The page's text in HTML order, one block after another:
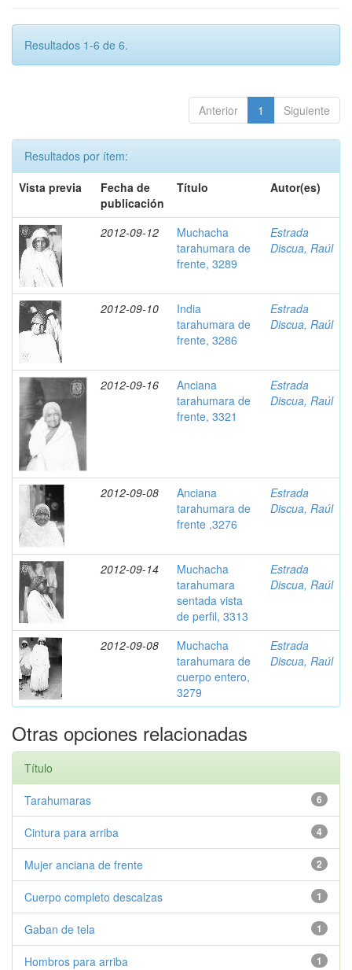
Resultados 1-6 de 6.
Anterior 1 Siguiente
Resultados por ítem:
Vista previa
Fecha de
publicación
Título Autor(es)
2012-09-12
Muchacha
tarahumara de
frente, 3289
Estrada
Discua, Raúl
2012-09-10
India
tarahumara de
frente, 3286
Estrada
Discua, Raúl
2012-09-16
Anciana
tarahumara de
frente, 3321
Estrada
Discua, Raúl
2012-09-08
Anciana
tarahumara de
frente ,3276
Estrada
Discua, Raúl
2012-09-14
Muchacha
tarahumara
sentada vista
de perfil, 3313
Estrada
Discua, Raúl
2012-09-08
Muchacha
tarahumara de
cuerpo entero,
3279
Estrada
Discua, Raúl
Otras opciones relacionadas
Título
6
Tarahumaras
4
Cintura para arriba
2
Mujer anciana de frente
1
Cuerpo completo descalzas
1
Gaban de tela
1
Hombros para arriba